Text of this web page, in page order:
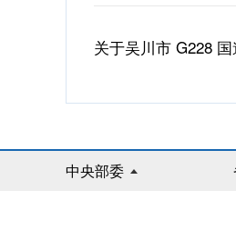
关于吴川市 G228
中央部委